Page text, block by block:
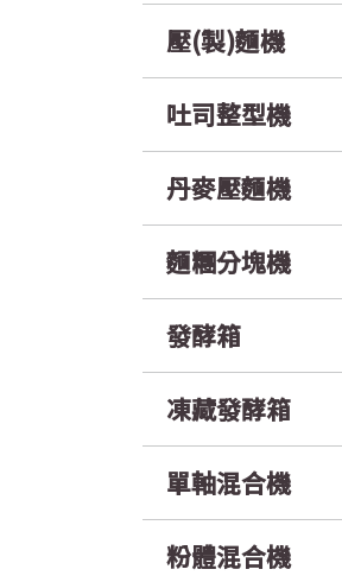
壓(製)麵機
吐司整型機
丹麥壓麵機
麵糰分塊機
發酵箱
凍藏發酵箱
單軸混合機
粉體混合機